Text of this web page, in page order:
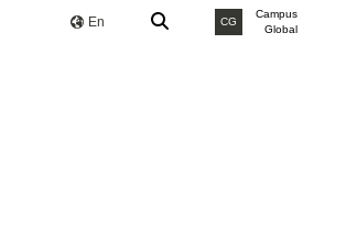
En CG
Campus
Global